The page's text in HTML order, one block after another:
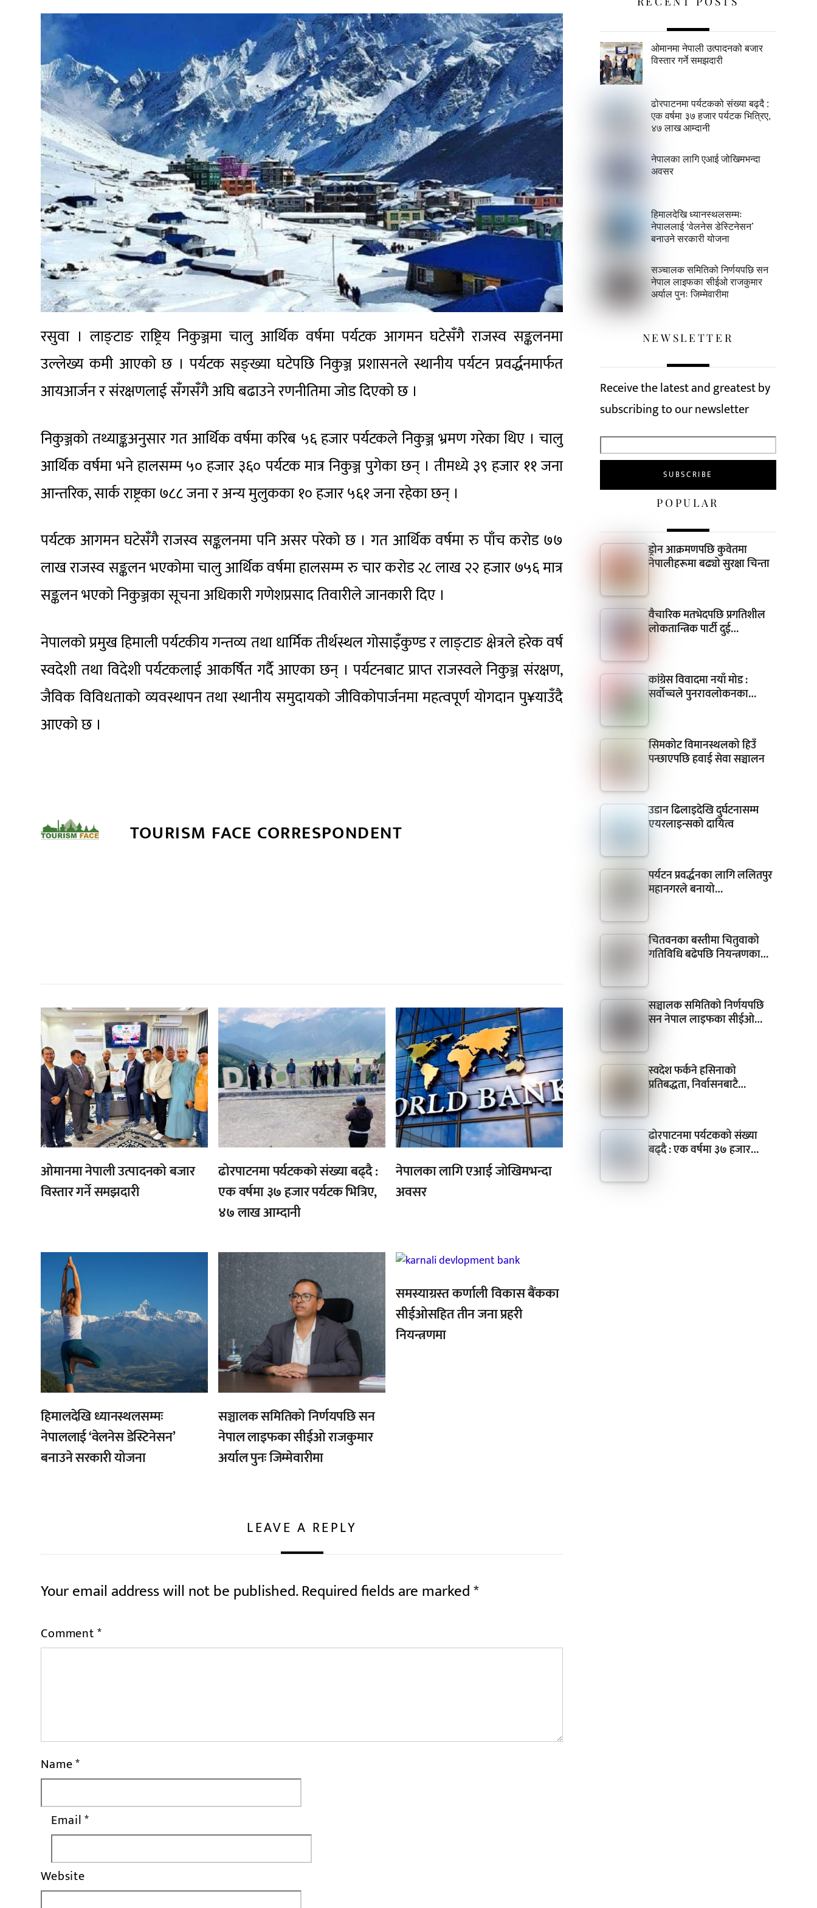
रसुवा । लाङ्टाङ राष्ट्रिय निकुञ्जमा चालु आर्थिक वर्षमा पर्यटक आगमन घटेसँगै राजस्व सङ्कलनमा
उल्लेख्य कमी आएको छ । पर्यटक सङ्ख्या घटेपछि निकुञ्ज प्रशासनले स्थानीय पर्यटन प्रवर्द्धनमार्फत
आयआर्जन र संरक्षणलाई सँगसँगै अघि बढाउने रणनीतिमा जोड दिएको छ ।
निकुञ्जको तथ्याङ्कअनुसार गत आर्थिक वर्षमा करिब ५६ हजार पर्यटकले निकुञ्ज भ्रमण गरेका थिए । चालु
आर्थिक वर्षमा भने हालसम्म ५० हजार ३६० पर्यटक मात्र निकुञ्ज पुगेका छन् । तीमध्ये ३९ हजार ११ जना
आन्तरिक, सार्क राष्ट्रका ७८८ जना र अन्य मुलुकका १० हजार ५६१ जना रहेका छन् ।
पर्यटक आगमन घटेसँगै राजस्व सङ्कलनमा पनि असर परेको छ । गत आर्थिक वर्षमा रु पाँच करोड ७७
लाख राजस्व सङ्कलन भएकोमा चालु आर्थिक वर्षमा हालसम्म रु चार करोड २८ लाख २२ हजार ७५६ मात्र
सङ्कलन भएको निकुञ्जका सूचना अधिकारी गणेशप्रसाद तिवारीले जानकारी दिए ।
नेपालको प्रमुख हिमाली पर्यटकीय गन्तव्य तथा धार्मिक तीर्थस्थल गोसाइँकुण्ड र लाङ्टाङ क्षेत्रले हरेक वर्ष
स्वदेशी तथा विदेशी पर्यटकलाई आकर्षित गर्दै आएका छन् । पर्यटनबाट प्राप्त राजस्वले निकुञ्ज संरक्षण,
जैविक विविधताको व्यवस्थापन तथा स्थानीय समुदायको जीविकोपार्जनमा महत्वपूर्ण योगदान पु¥याउँदै
आएको छ ।
TOURISM FACE CORRESPONDENT
,,
ओमानमा नेपाली उत्पादनको बजार
विस्तार गर्ने समझदारी
,,
ढोरपाटनमा पर्यटकको संख्या बढ्दै :
एक वर्षमा ३७ हजार पर्यटक भित्रिए,
४७ लाख आम्दानी
,
नेपालका लागि एआई जोखिमभन्दा
अवसर
हिमालदेखि ध्यानस्थलसम्मः
नेपाललाई ‘वेलनेस डेस्टिनेसन’
बनाउने सरकारी योजना
सञ्चालक समितिको निर्णयपछि सन
नेपाल लाइफका सीईओ राजकुमार
अर्याल पुनः जिम्मेवारीमा
,
समस्याग्रस्त कर्णाली विकास बैंकका
सीईओसहित तीन जना प्रहरी
नियन्त्रणमा
LEAVE A REPLY
Your email address will not be published.Required fields are marked*
Comment*
Name*
Email*
Website
ओमानमा नेपाली उत्पादनको बजार
विस्तार गर्ने समझदारी
ढोरपाटनमा पर्यटकको संख्या बढ्दै :
एक वर्षमा ३७ हजार पर्यटक भित्रिए,
४७ लाख आम्दानी
नेपालका लागि एआई जोखिमभन्दा
अवसर
हिमालदेखि ध्यानस्थलसम्मः
नेपाललाई ‘वेलनेस डेस्टिनेसन’
बनाउने सरकारी योजना
सञ्चालक समितिको निर्णयपछि सन
नेपाल लाइफका सीईओ राजकुमार
अर्याल पुनः जिम्मेवारीमा
NEWSLETTER
Receive the latest and greatest by
subscribing to our newsletter
POPULAR
ड्रोन आक्रमणपछि कुवेतमा
नेपालीहरूमा बढ्यो सुरक्षा चिन्ता
वैचारिक मतभेदपछि प्रगतिशील
लोकतान्त्रिक पार्टी दुई…
कांग्रेस विवादमा नयाँ मोड :
सर्वोच्चले पुनरावलोकनका…
सिमकोट विमानस्थलको हिउँ
पन्छाएपछि हवाई सेवा सञ्चालन
उडान ढिलाइदेखि दुर्घटनासम्म
एयरलाइन्सको दायित्व
पर्यटन प्रवर्द्धनका लागि ललितपुर
महानगरले बनायो…
चितवनका बस्तीमा चितुवाको
गतिविधि बढेपछि नियन्त्रणका…
सञ्चालक समितिको निर्णयपछि
सन नेपाल लाइफका सीईओ…
स्वदेश फर्कने हसिनाको
प्रतिबद्धता, निर्वासनबाटै…
ढोरपाटनमा पर्यटकको संख्या
बढ्दै : एक वर्षमा ३७ हजार…